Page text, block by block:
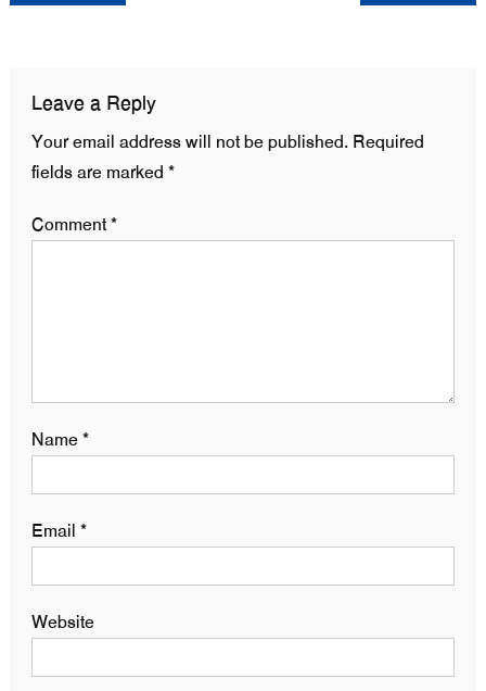
Leave a Reply
Your email address will not be published. Required
fields are marked *
Comment*
Name*
Email *
Website